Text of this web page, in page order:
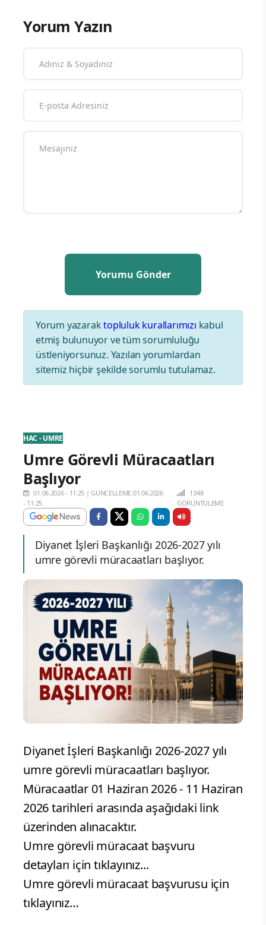
Yorum Yazın
Yorum yazaraktopluluk kurallarımızı kabul
etmiş bulunuyor ve tüm sorumluluğu
üstleniyorsunuz. Yazılan yorumlardan
sitemiz hiçbir şekilde sorumlu tutulamaz.
HAC - UMRE
Umre Görevli Müracaatları
Başlıyor
01.06.2026 - 11:25 |GÜNCELLEME:01.06.2026
- 11:25
1348
GÖRÜNTÜLEME
Diyanet İşleri Başkanlığı 2026-2027 yılı
umre görevli müracaatları başlıyor.
Diyanet İşleri Başkanlığı 2026-2027 yılı
umre görevli müracaatları başlıyor.
Müracaatlar 01 Haziran 2026 - 11 Haziran
2026 tarihleri arasında aşağıdaki link
üzerinden alınacaktır.
Umre görevli müracaat başvuru
detayları için tıklayınız...
Umre görevli müracaat başvurusu için
tıklayınız…